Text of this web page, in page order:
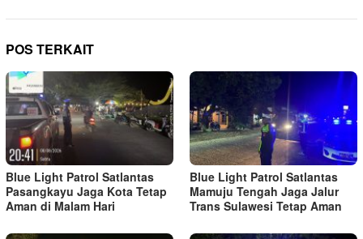
POS TERKAIT
Blue Light Patrol Satlantas
Pasangkayu Jaga Kota Tetap
Aman di Malam Hari
Blue Light Patrol Satlantas
Mamuju Tengah Jaga Jalur
Trans Sulawesi Tetap Aman